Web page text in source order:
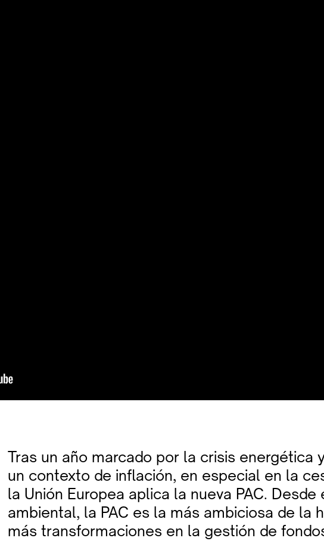
Tras un año marcado por la crisis energética
un contexto de inflación, en especial en la
la Unión Europea aplica la nueva PAC.
ambiental, la PAC es la más ambiciosa de la
más transformaciones en la gestión de